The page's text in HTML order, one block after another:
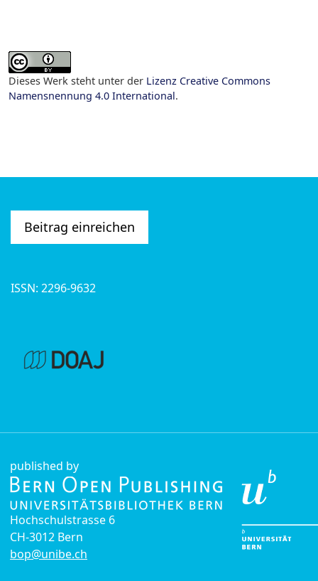
Dieses Werk steht unter der Lizenz Creative Commons
Namensnennung 4.0 International.
Beitrag einreichen
ISSN: 2296-9632
published by
Hochschulstrasse 6
CH-3012 Bern
bop@unibe.ch